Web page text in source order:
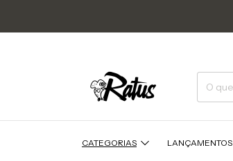
CATEGORIAS LANÇAMENTOS